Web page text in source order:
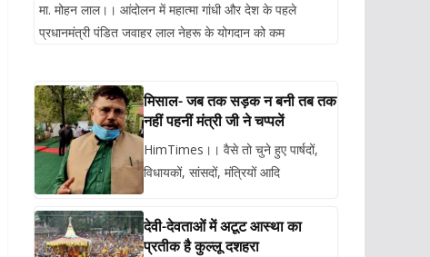
मा. मोहन लाल।। आंदोलन में महात्मा गांधी और देश के पहले
प्रधानमंत्री पंडित जवाहर लाल नेहरू के योगदान को कम
मिसाल- जब तक सड़क न बनी तब तक
नहीं पहनीं मंत्री जी ने चप्पलें
HimTimes।। वैसे तो चुने हुए पार्षदों,
विधायकों, सांसदों, मंत्रियों आदि
देवी-देवताओं में अटूट आस्था का
प्रतीक है कुल्लू दशहरा